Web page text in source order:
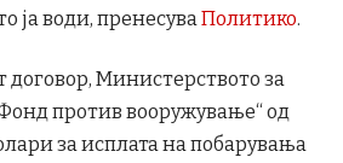
ја води, пренесуваПолитико.
договор, Министерството за
против вооружување“ од
за исплата на побарувања